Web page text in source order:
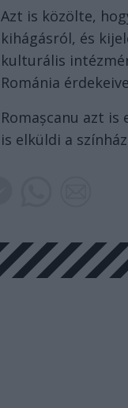
Azt is közölte,
kihágásról, és
kulturális
Románia
Romașcanu azt
is elküldi a